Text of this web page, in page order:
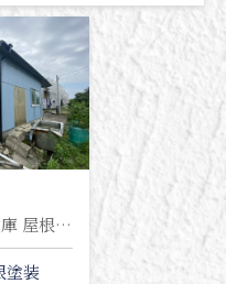
武雄市 I様邸 倉庫 屋根・外壁塗装塗り替え工事
塗装